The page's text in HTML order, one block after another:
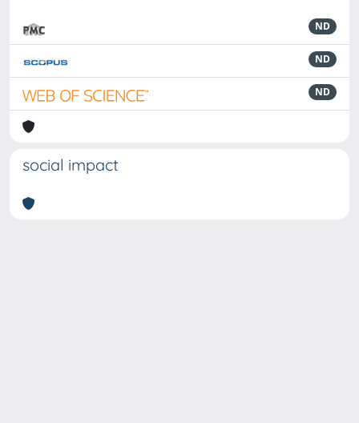
ND
ND
ND
social impact